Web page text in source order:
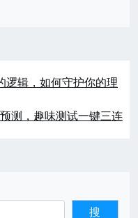
逻辑，如何守护你的理
测，趣味测试一键三连
搜